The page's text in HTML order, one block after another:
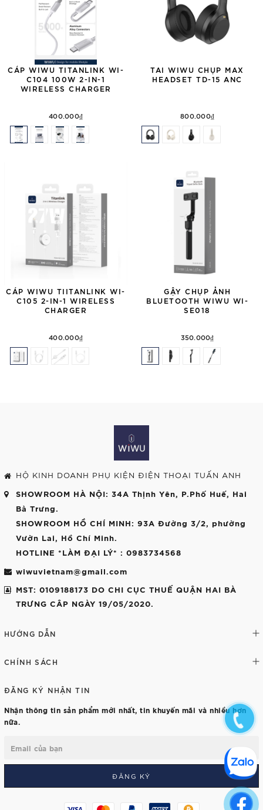
CÁP WIWU TITANLINK WI-
C104 100W 2-IN-1
WIRELESS CHARGER
400.000₫
TAI WIWU CHỤP MAX
HEADSET TD-15 ANC
800.000₫
CÁP WIWU TIITANLINK WI-
C105 2-IN-1 WIRELESS
CHARGER
400.000₫
GẬY CHỤP ẢNH
BLUETOOTH WIWU WI-
SE018
350.000₫
HỘ KINH DOANH PHỤ KIỆN ĐIỆN THOẠI TUẤN ANH
SHOWROOM HÀ NỘI: 34A Thịnh Yên, P.Phố Huế, Hai
Bà Trưng.
SHOWROOM HỒ CHÍ MINH: 93A Đường 3/2, phường
Vườn Lai, Hồ Chí Minh.
HOTLINE *LÀM ĐẠI LÝ* : 0983734568
wiwuvietnam@gmail.com
MST: 0109188173 DO CHI CỤC THUẾ QUẬN HAI BÀ
TRƯNG CÂP NGÀY 19/05/2020.
HƯỚNG DẪN
CHÍNH SÁCH
ĐĂNG KÝ NHẬN TIN
Nhận thông tin sản phẩm mới nhất, tin khuyến mãi và nhiều hơn
nữa.
ĐĂNG KÝ